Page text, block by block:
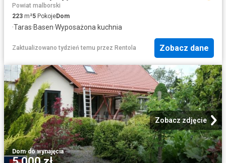
Powiat malborski
223 m²5 PokojeDom
·Taras·Basen·Wyposażona kuchnia
Zaktualizowano tydzień temu przez Rentola Zobacz dane
Zobacz zdjęcie
Dom·do wynajęcia